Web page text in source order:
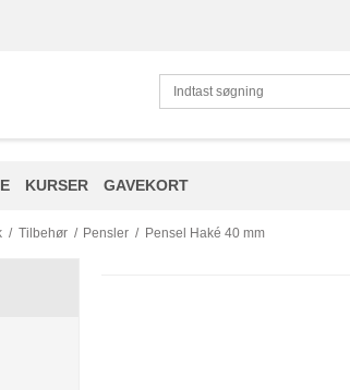
KURSER GAVEKORT
/ Tilbehør / Pensler / Pensel Haké 40 mm